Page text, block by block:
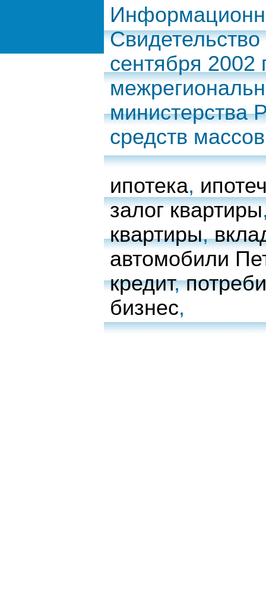
сентября
министерства
средств
ипотека,
залог квартиры
квартиры,
автомобили
кредит,
бизнес,